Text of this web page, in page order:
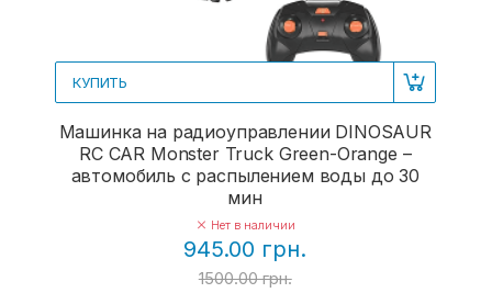
КУПИТЬ
Машинка на радиоуправлении DINOSAUR
RC CAR Monster Truck Green-Orange –
автомобиль с распылением воды до 30
мин
Нет в наличии
945.00 грн.
1500.00 грн.